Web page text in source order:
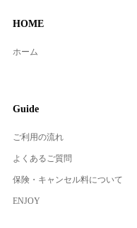
HOME
ホーム
Guide
ご利用の流れ
よくあるご質問
保険・キャンセル料について
ENJOY